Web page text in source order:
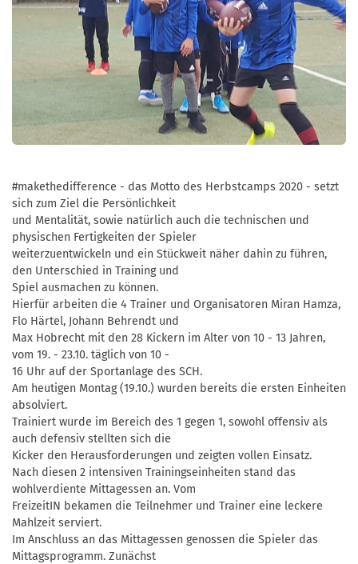
#makethedifference - das Motto des Herbstcamps 2020 - setzt
sich zum Ziel die Persönlichkeit
und Mentalität, sowie natürlich auch die technischen und
physischen Fertigkeiten der Spieler
weiterzuentwickeln und ein Stückweit näher dahin zu führen,
den Unterschied in Training und
Spiel ausmachen zu können.
Hierfür arbeiten die 4 Trainer und Organisatoren Miran Hamza,
Flo Härtel, Johann Behrendt und
Max Hobrecht mit den 28 Kickern im Alter von 10 - 13 Jahren,
vom 19. - 23.10. täglich von 10 -
16 Uhr auf der Sportanlage des SCH.
Am heutigen Montag (19.10.) wurden bereits die ersten Einheiten
absolviert.
Trainiert wurde im Bereich des 1 gegen 1, sowohl offensiv als
auch defensiv stellten sich die
Kicker den Herausforderungen und zeigten vollen Einsatz.
Nach diesen 2 intensiven Trainingseinheiten stand das
wohlverdiente Mittagessen an. Vom
FreizeitIN bekamen die Teilnehmer und Trainer eine leckere
Mahlzeit serviert.
Im Anschluss an das Mittagessen genossen die Spieler das
Mittagsprogramm. Zunächst